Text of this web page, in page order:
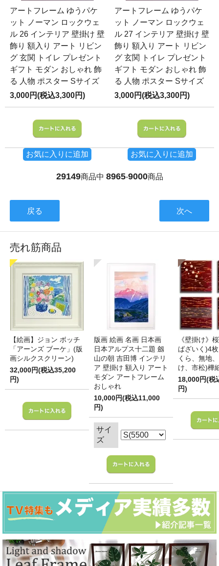
アートフレーム ゆうパケ
ット ノーマン ロックウェ
ル 26 インテリア 壁掛け 壁
飾り 額入り アート リビン
グ 玄関 トイレ プレゼント
ギフト モダン おしゃれ 飾
る 人物 ポスター Sサイズ
3,000円(税込3,300円)
お気に入りに追加
アートフレーム ゆうパケ
ット ノーマン ロックウェ
ル 27 インテリア 壁掛け 壁
飾り 額入り アート リビン
グ 玄関 トイレ プレゼント
ギフト モダン おしゃれ 飾
る 人物 ポスター Sサイズ
3,000円(税込3,300円)
お気に入りに追加
29149商品中 8965-9000商品
戻る 次へ
売れ筋商品
【絵画】ジョン ボッチ
「アーンズ ブーケ」(版
画シルクスクリーン)
32,000円(税込35,200
円)
版画 絵画 名画 日本画
日本アルプス十二題 劔
山の朝 吉田博 インテリ
ア 壁掛け 額入り アート
モダン アートフレーム
おしゃれ
10,000円(税込11,000
円)
サイ
ズ
《壁掛け》
ばざいく)4
くら、無地
け、市松)樺
18,000円(税
円)